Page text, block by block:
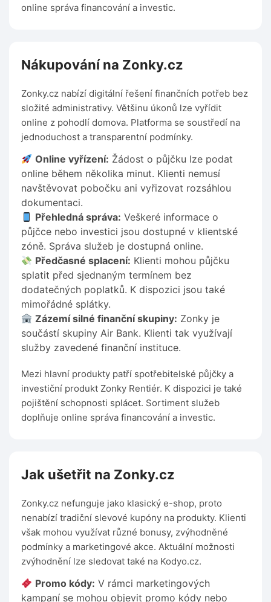
online správa financování a investic.
Nákupování na Zonky.cz
Zonky.cz nabízí digitální řešení finančních potřeb bez
složité administrativy. Většinu úkonů lze vyřídit
online z pohodlí domova. Platforma se soustředí na
jednoduchost a transparentní podmínky.
Online vyřízení: Žádost o půjčku lze podat
online během několika minut. Klienti nemusí
navštěvovat pobočku ani vyřizovat rozsáhlou
dokumentaci.
Přehledná správa: Veškeré informace o
půjčce nebo investici jsou dostupné v klientské
zóně. Správa služeb je dostupná online.
Předčasné splacení: Klienti mohou půjčku
splatit před sjednaným termínem bez
dodatečných poplatků. K dispozici jsou také
mimořádné splátky.
Zázemí silné finanční skupiny: Zonky je
součástí skupiny Air Bank. Klienti tak využívají
služby zavedené finanční instituce.
Mezi hlavní produkty patří spotřebitelské půjčky a
investiční produkt Zonky Rentiér. K dispozici je také
pojištění schopnosti splácet. Sortiment služeb
doplňuje online správa financování a investic.
Jak ušetřit na Zonky.cz
Zonky.cz nefunguje jako klasický e-shop, proto
nenabízí tradiční slevové kupóny na produkty. Klienti
však mohou využívat různé bonusy, zvýhodněné
podmínky a marketingové akce. Aktuální možnosti
zvýhodnění lze sledovat také na Kodyo.cz.
Promo kódy: V rámci marketingových
kampaní se mohou objevit promo kódy nebo